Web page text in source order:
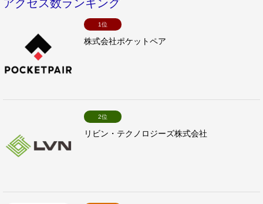
アクセス数ランキング
1位
株式会社ポケットペア
2位
リビン・テクノロジーズ株式会社